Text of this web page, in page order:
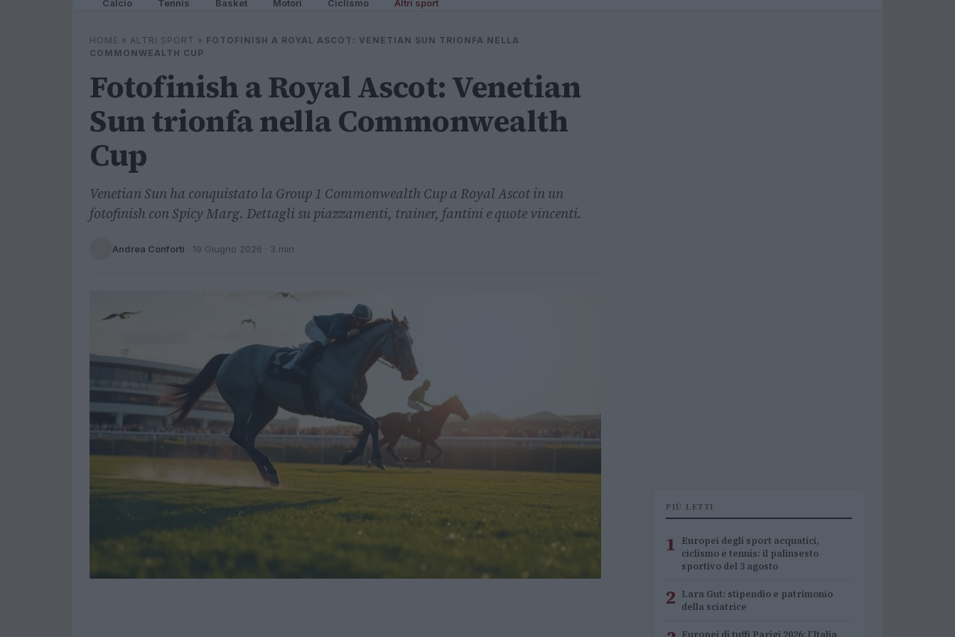
Calcio Tennis Basket Motori Ciclismo Altri sport
HOME » ALTRI SPORT » FOTOFINISH A ROYAL ASCOT: VENETIAN SUN TRIONFA NELLA
COMMONWEALTH CUP
Fotofinish a Royal Ascot: Venetian
Sun trionfa nella Commonwealth
Cup
Venetian Sun ha conquistato la Group 1 Commonwealth Cup a Royal Ascot in un
fotofinish con Spicy Marg. Dettagli su piazzamenti, trainer, fantini e quote vincenti.
Andrea Conforti · 19 Giugno 2026 · 3 min
PIÙ LETTI
1 Europei degli sport acquatici,
ciclismo e tennis: il palinsesto
sportivo del 3 agosto
2 Lara Gut: stipendio e patrimonio
della sciatrice
Europei di tuffi Parigi 2026: l’Italia